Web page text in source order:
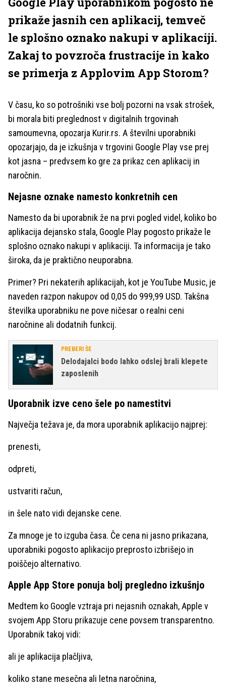
prikaže jasnih cen aplikacij, temveč
le splošno oznako nakupi v aplikaciji.
Zakaj to povzroča frustracije in kako
se primerja z Applovim App Storom?
V času, ko so potrošniki vse bolj pozorni na vsak strošek,
bi morala biti preglednost v digitalnih trgovinah
samoumevna, opozarja Kurir.rs. A številni uporabniki
opozarjajo, da je izkušnja v trgovini Google Play vse prej
kot jasna – predvsem ko gre za prikaz cen aplikacij in
naročnin.
Nejasne oznake namesto konkretnih cen
Namesto da bi uporabnik že na prvi pogled videl, koliko bo
aplikacija dejansko stala, Google Play pogosto prikaže le
splošno oznako nakupi v aplikaciji. Ta informacija je tako
široka, da je praktično neuporabna.
Primer? Pri nekaterih aplikacijah, kot je YouTube Music, je
naveden razpon nakupov od 0,05 do 999,99 USD. Takšna
številka uporabniku ne pove ničesar o realni ceni
naročnine ali dodatnih funkcij.
PREBERI ŠE
Delodajalci bodo lahko odslej brali klepete
zaposlenih
Uporabnik izve ceno šele po namestitvi
Največja težava je, da mora uporabnik aplikacijo najprej:
prenesti,
odpreti,
ustvariti račun,
in šele nato vidi dejanske cene.
Za mnoge je to izguba časa. Če cena ni jasno prikazana,
uporabniki pogosto aplikacijo preprosto izbrišejo in
poiščejo alternativo.
Apple App Store ponuja bolj pregledno izkušnjo
Medtem ko Google vztraja pri nejasnih oznakah, Apple v
svojem App Storu prikazuje cene povsem transparentno.
Uporabnik takoj vidi:
ali je aplikacija plačljiva,
koliko stane mesečna ali letna naročnina,